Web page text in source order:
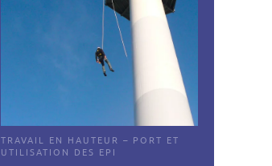
TRAVAIL EN HAUTEUR – PORT ET
UTILISATION DES EPI